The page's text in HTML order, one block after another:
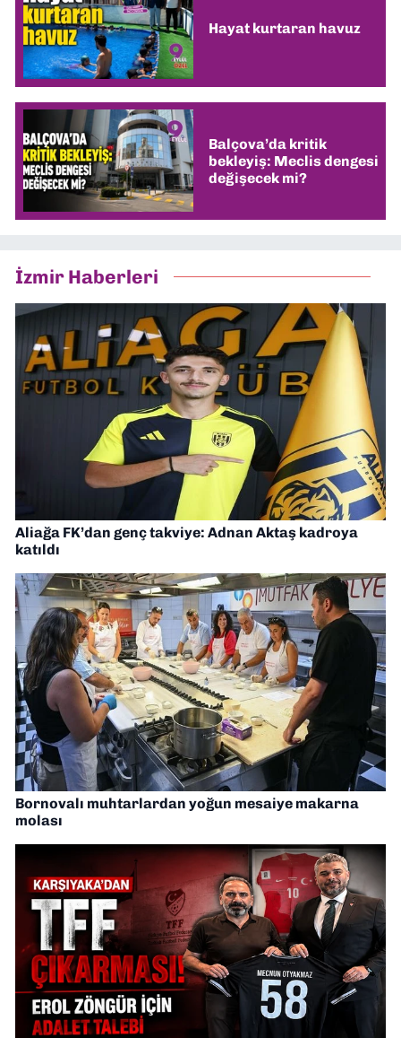
Hayat kurtaran havuz
Balçova’da kritik
bekleyiş: Meclis dengesi
değişecek mi?
İzmir Haberleri
Aliağa FK’dan genç takviye: Adnan Aktaş kadroya
katıldı
Bornovalı muhtarlardan yoğun mesaiye makarna
molası